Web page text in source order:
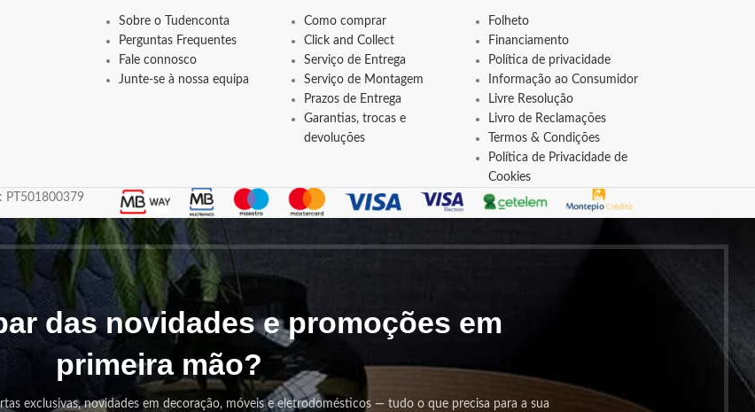
Sobre o Tudenconta
Perguntas Frequentes
Fale connosco
Junte-se à nossa equipa
Como comprar
Click and Collect
Serviço de Entrega
Serviço de Montagem
Prazos de Entrega
Garantias, trocas e
devoluções
Folheto
Financiamento
Política de privacidade
Informação ao Consumidor
Livre Resolução
Livro de Reclamações
Termos & Condições
Política de Privacidade de
Cookies
PT501800379
das novidades e promoções em
primeira mão?
exclusivas, novidades em decoração, móveis e eletrodomésticos — tudo o que precisa para a sua